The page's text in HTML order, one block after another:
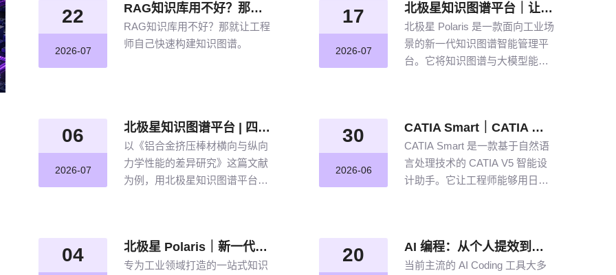
22
2026-07
RAG知识库用不好？那就让工程师自己快速构建知识图谱
RAG知识库用不好？那就让工程
师自己快速构建知识图谱。
17
2026-07
北极星知识图谱平台｜让航空发动机叶片知识“连”起来
北极星 Polaris 是一款面向工业场
景的新一代知识图谱智能管理平
台。它将知识图谱与大模型能力
网络。
06
2026-07
北极星知识图谱平台 | 四步盘活航空材料全量文献
以《铝合金挤压棒材横向与纵向
力学性能的差异研究》这篇文献
为例，用北极星知识图谱平台四
工逐条标注、清洗的低效方式。
30
2026-06
CATIA Smart｜CATIA 专属 AI 智能体，说说话，AI 帮你建模
CATIA Smart 是一款基于自然语
言处理技术的 CATIA V5 智能设
计助手。它让工程师能够用日常
04 北极星 Polaris｜新一代工业知识图谱智能管理平台，点亮工业知识智能之路
专为工业领域打造的一站式知识
20 AI 编程：从个人提效到企业规模化落地的破局之道
当前主流的 AI Coding 工具大多